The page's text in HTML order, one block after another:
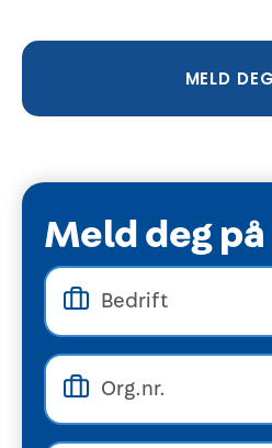
MELD
Meld deg